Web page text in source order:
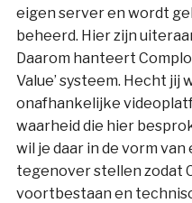
eigen server en wordt
beheerd. Hier zijn
Daarom hanteert
Value’ systeem. Hecht jij
onafhankelijke
waarheid die hier
wil je daar in de vorm
tegenover stellen zodat
voortbestaan en